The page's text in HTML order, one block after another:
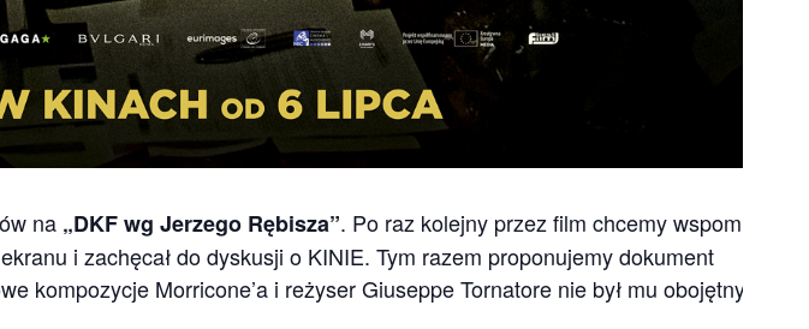
na „DKF wg Jerzego Rębisza”. Po raz kolejny przez film chcemy wspominać
i zachęcał do dyskusji o KINIE. Tym razem proponujemy dokument
kompozycje Morricone’a i reżyser Giuseppe Tornatore nie był mu obojętny.